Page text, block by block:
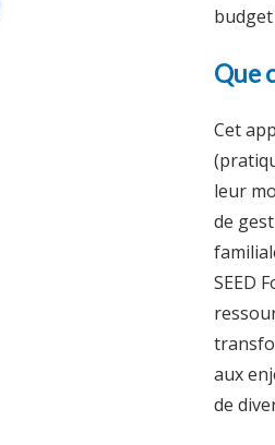
Que
Cet
leur
de
SEED
aux
de